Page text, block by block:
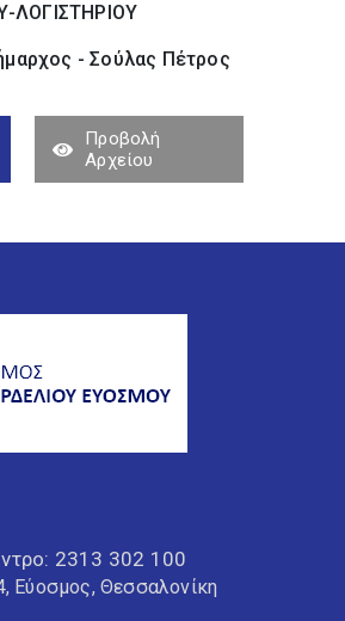
ΛΟΓΙΣΤΗΡΙΟΥ
- Σούλας Πέτρος
Προβολή
Αρχείου
2313 302 100
Εύοσμος, Θεσσαλονίκη